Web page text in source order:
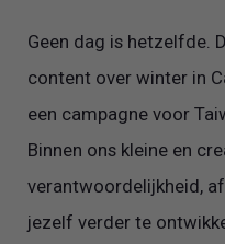
Geen dag is hetzelfde.
content over winter in
een campagne voor
Binnen ons kleine en
verantwoordelijkheid,
jezelf verder te